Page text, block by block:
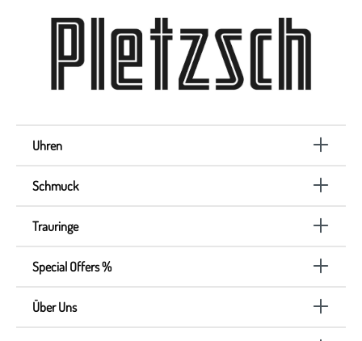
Uhren
Schmuck
Trauringe
Special Offers %
Über Uns